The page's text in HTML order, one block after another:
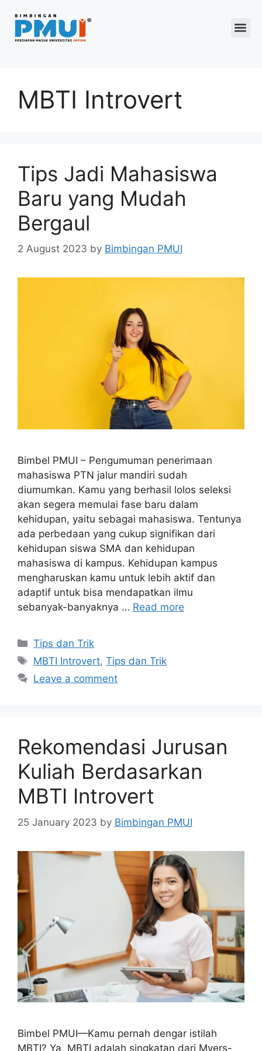
MBTI Introvert
Tips Jadi Mahasiswa
Baru yang Mudah
Bergaul
2 August 2023 by Bimbingan PMUI
Bimbel PMUI – Pengumuman penerimaan
mahasiswa PTN jalur mandiri sudah
diumumkan. Kamu yang berhasil lolos seleksi
akan segera memulai fase baru dalam
kehidupan, yaitu sebagai mahasiswa. Tentunya
ada perbedaan yang cukup signifikan dari
kehidupan siswa SMA dan kehidupan
mahasiswa di kampus. Kehidupan kampus
mengharuskan kamu untuk lebih aktif dan
adaptif untuk bisa mendapatkan ilmu
sebanyak-banyaknya … Read more
Tips dan Trik
MBTI Introvert,Tips dan Trik
Leave a comment
Rekomendasi Jurusan
Kuliah Berdasarkan
MBTI Introvert
25 January 2023 by Bimbingan PMUI
Bimbel PMUI—Kamu pernah dengar istilah
MBTI? Ya, MBTI adalah singkatan dari Myers-